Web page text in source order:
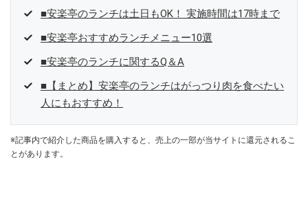
■安楽亭のランチは土日もOK！ 実施時間は17時まで
■安楽亭おすすめランチメニュー10選
■安楽亭のランチに関するQ＆A
■【まとめ】安楽亭のランチはがっつり肉を食べたい
人にもおすすめ！
※記事内で紹介した商品を購入すると、売上の一部が当サイトに還元されるこ
とがあります。